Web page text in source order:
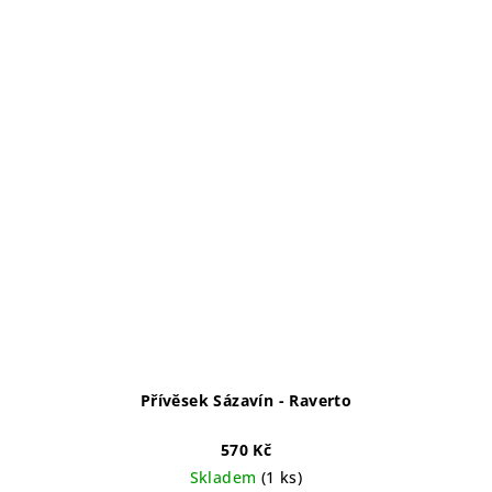
Přívěsek Sázavín - Raverto
570 Kč
Skladem (1 ks)